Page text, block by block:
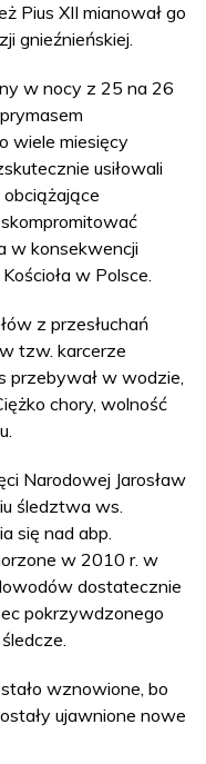
Pius XII mianował go
gnieźnieńskiej.
w nocy z 25 na 26
wiele miesięcy
usiłowali
w konsekwencji
w Polsce.
z przesłuchań
tzw. karcerze
przebywał w wodzie,
chory, wolność
Narodowej Jarosław
śledztwa ws.
się nad abp.
w 2010 r. w
dostatecznie
pokrzywdzonego
wznowione, bo
ujawnione nowe